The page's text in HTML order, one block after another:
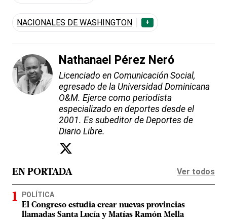
NACIONALES DE WASHINGTON +
Nathanael Pérez Neró
Licenciado en Comunicación Social,
egresado de la Universidad Dominicana
O&M. Ejerce como periodista
especializado en deportes desde el
2001. Es subeditor de Deportes de
Diario Libre.
EN PORTADA Ver todos
POLÍTICA
El Congreso estudia crear nuevas provincias
llamadas Santa Lucía y Matías Ramón Mella